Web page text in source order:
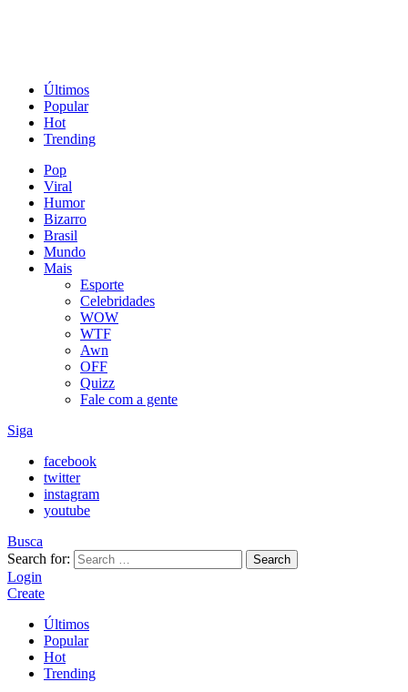
Últimos
Popular
Hot
Trending
Pop
Viral
Humor
Bizarro
Brasil
Mundo
Mais
Esporte
Celebridades
WOW
WTF
Awn
OFF
Quizz
Fale com a gente
Siga
facebook
twitter
instagram
youtube
Busca
Search for:
Search
Login
Create
Últimos
Popular
Hot
Trending